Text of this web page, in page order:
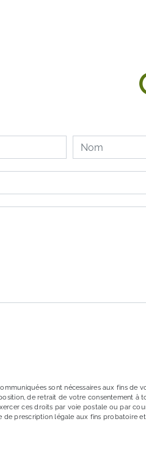
sont nécessaires aux fins de
de retrait de votre consentement à
ces droits par voie postale ou par
prescription légale aux fins probatoire